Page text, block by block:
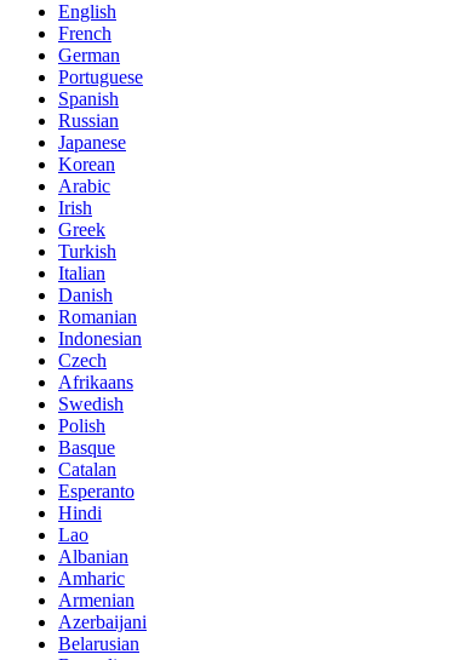
English
French
German
Portuguese
Spanish
Russian
Japanese
Korean
Arabic
Irish
Greek
Turkish
Italian
Danish
Romanian
Indonesian
Czech
Afrikaans
Swedish
Polish
Basque
Catalan
Esperanto
Hindi
Lao
Albanian
Amharic
Armenian
Azerbaijani
Belarusian